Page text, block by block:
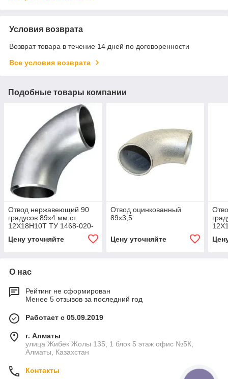
Условия возврата
Возврат товара в течение 14 дней по договоренности
Все условия возврата
Подобные товары компании
Отвод нержавеющий 90
градусов 89х4 мм ст.
12Х18Н10Т ТУ 1468-020-
геометрией по ГОСТ
Цену уточняйте
Отвод оцинкованный
89х3,5
Цену уточняйте
О нас
Рейтинг не сформирован
Менее 5 отзывов за последний год
Работает с 05.09.2019
г. Алматы
улица Жибек Жолы 135, 1 блок 5 этаж офис №5К,
Алматы, Казахстан
Контакты